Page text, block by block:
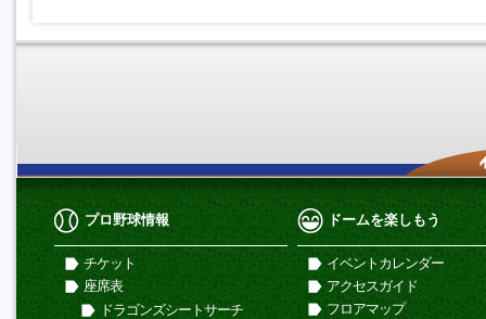
プロ野球情報
チケット
座席表
ドラゴンズシートサーチ
ドームを楽しもう
イベントカレンダー
アクセスガイド
フロアマップ